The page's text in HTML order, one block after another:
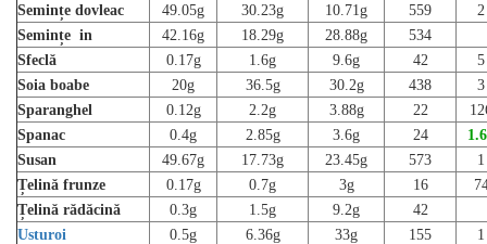
Semințe dovleac
49.05g 30.23g 10.71g 559
Semințe in
42.16g 18.29g 28.88g
534
Sfeclă
0.17g 1.6g 9.6g 42
Soia boabe
20g 36.5g 30.2g 438
Sparanghel
0.12g 2.2g 3.88g 22
Spanac
0.4g 2.85g 3.6g 24
Susan
49.67g 17.73g 23.45g 573
Țelină frunze
0.17g 0.7g 3g 16
Țelină rădăcină
0.3g 1.5g 9.2g
42
Usturoi
0.5g 6.36g 33g 155